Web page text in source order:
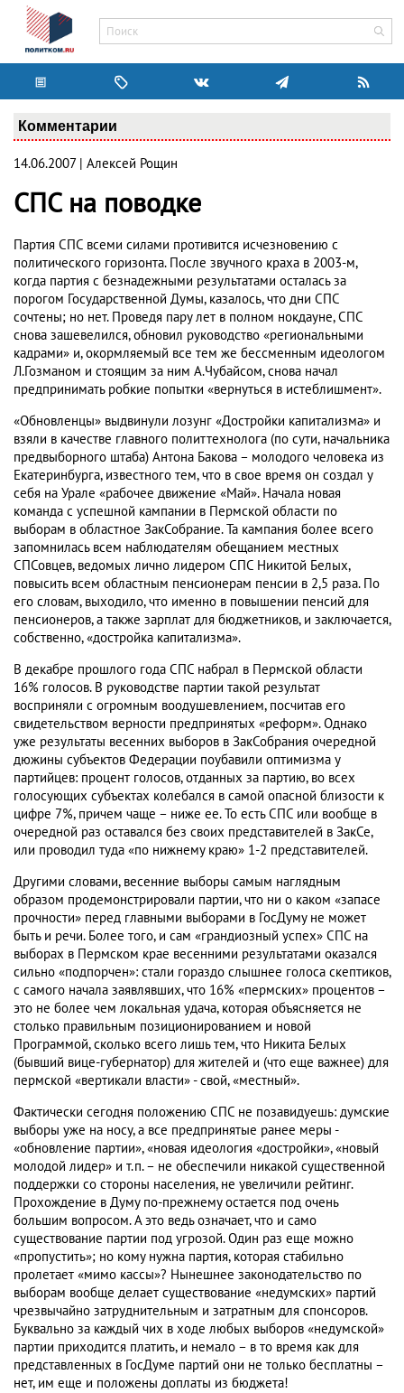
Комментарии
14.06.2007 | Алексей Рощин
СПС на поводке
Партия СПС всеми силами противится исчезновению с
политического горизонта. После звучного краха в 2003-м,
когда партия с безнадежными результатами осталась за
порогом Государственной Думы, казалось, что дни СПС
сочтены; но нет. Проведя пару лет в полном нокдауне, СПС
снова зашевелился, обновил руководство «региональными
кадрами» и, окормляемый все тем же бессменным идеологом
Л.Гозманом и стоящим за ним А.Чубайсом, снова начал
предпринимать робкие попытки «вернуться в истеблишмент».
«Обновленцы» выдвинули лозунг «Достройки капитализма» и
взяли в качестве главного политтехнолога (по сути, начальника
предвыборного штаба) Антона Бакова – молодого человека из
Екатеринбурга, известного тем, что в свое время он создал у
себя на Урале «рабочее движение «Май». Начала новая
команда с успешной кампании в Пермской области по
выборам в областное ЗакСобрание. Та кампания более всего
запомнилась всем наблюдателям обещанием местных
СПСовцев, ведомых лично лидером СПС Никитой Белых,
повысить всем областным пенсионерам пенсии в 2,5 раза. По
его словам, выходило, что именно в повышении пенсий для
пенсионеров, а также зарплат для бюджетников, и заключается,
собственно, «достройка капитализма».
В декабре прошлого года СПС набрал в Пермской области
16% голосов. В руководстве партии такой результат
восприняли с огромным воодушевлением, посчитав его
свидетельством верности предпринятых «реформ». Однако
уже результаты весенних выборов в ЗакСобрания очередной
дюжины субъектов Федерации поубавили оптимизма у
партийцев: процент голосов, отданных за партию, во всех
голосующих субъектах колебался в самой опасной близости к
цифре 7%, причем чаще – ниже ее. То есть СПС или вообще в
очередной раз оставался без своих представителей в ЗакСе,
или проводил туда «по нижнему краю» 1-2 представителей.
Другими словами, весенние выборы самым наглядным
образом продемонстрировали партии, что ни о каком «запасе
прочности» перед главными выборами в ГосДуму не может
быть и речи. Более того, и сам «грандиозный успех» СПС на
выборах в Пермском крае весенними результатами оказался
сильно «подпорчен»: стали гораздо слышнее голоса скептиков,
с самого начала заявлявших, что 16% «пермских» процентов –
это не более чем локальная удача, которая объясняется не
столько правильным позиционированием и новой
Программой, сколько всего лишь тем, что Никита Белых
(бывший вице-губернатор) для жителей и (что еще важнее) для
пермской «вертикали власти» - свой, «местный».
Фактически сегодня положению СПС не позавидуешь: думские
выборы уже на носу, а все предпринятые ранее меры -
«обновление партии», «новая идеология «достройки», «новый
молодой лидер» и т.п. – не обеспечили никакой существенной
поддержки со стороны населения, не увеличили рейтинг.
Прохождение в Думу по-прежнему остается под очень
большим вопросом. А это ведь означает, что и само
существование партии под угрозой. Один раз еще можно
«пропустить»; но кому нужна партия, которая стабильно
пролетает «мимо кассы»? Нынешнее законодательство по
выборам вообще делает существование «недумских» партий
чрезвычайно затруднительным и затратным для спонсоров.
Буквально за каждый чих в ходе любых выборов «недумской»
партии приходится платить, и немало – в то время как для
представленных в ГосДуме партий они не только бесплатны –
нет, им еще и положены доплаты из бюджета!